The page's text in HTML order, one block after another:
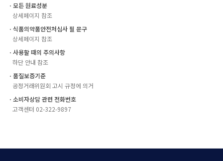
ㆍ모든 원료성분
상세페이지 참조
ㆍ식품의약품안전처심사 필 문구
상세페이지 참조
ㆍ사용할 때의 주의사항
하단 안내 참조
ㆍ품질보증기준
공정거래위원회 고시 규정에 의거
ㆍ소비자상담 관련 전화번호
고객센터 02-322-9897